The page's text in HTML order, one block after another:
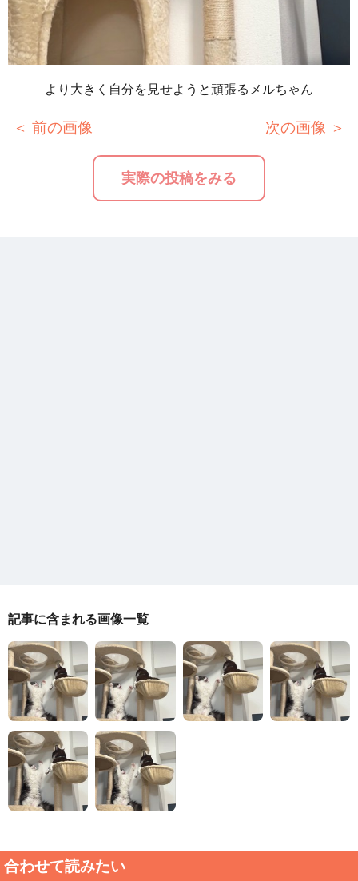
より大きく自分を見せようと頑張るメルちゃん
＜ 前の画像
実際の投稿をみる
次の画像 ＞
記事に含まれる画像一覧
合わせて読みたい